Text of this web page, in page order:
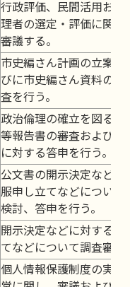
行政評価、民間活用およ
理者の選定・評価に関す
審議する。
市史編さん計画の立案及
びに市史編さん資料の収
査を行う。
政治倫理の確立を図るた
等報告書の審査および市
に対する答申を行う。
公文書の開示決定などに
服申し立てなどについて
検討、答申を行う。
開示決定などに対する不
てなどについて調査審議
個人情報保護制度の実施